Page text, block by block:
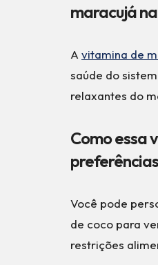
maracujá
A vitamina de
saúde do
relaxantes do
Como essa
Você pode
de coco para
restrições